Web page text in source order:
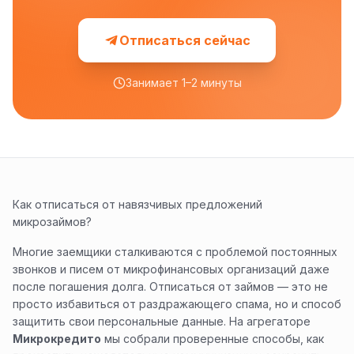
Отписаться сейчас
Занимает 1–2 минуты
Как отписаться от навязчивых предложений
микрозаймов?
Многие заемщики сталкиваются с проблемой постоянных
звонков и писем от микрофинансовых организаций даже
после погашения долга. Отписаться от займов — это не
просто избавиться от раздражающего спама, но и способ
защитить свои персональные данные. На агрегаторе
Микрокредито мы собрали проверенные способы, как